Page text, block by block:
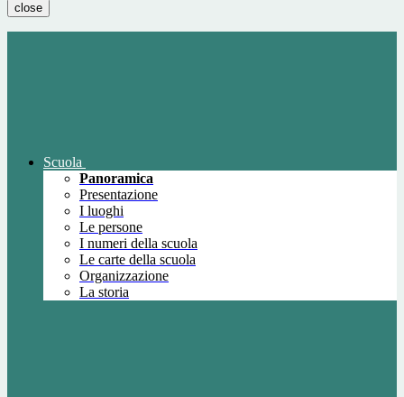
close
Scuola
Panoramica
Presentazione
I luoghi
Le persone
I numeri della scuola
Le carte della scuola
Organizzazione
La storia